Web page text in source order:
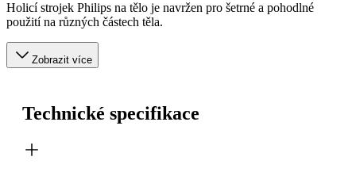
Holicí strojek Philips na tělo je navržen pro šetrné a pohodlné
použití na různých částech těla.
Zobrazit více
Technické specifikace